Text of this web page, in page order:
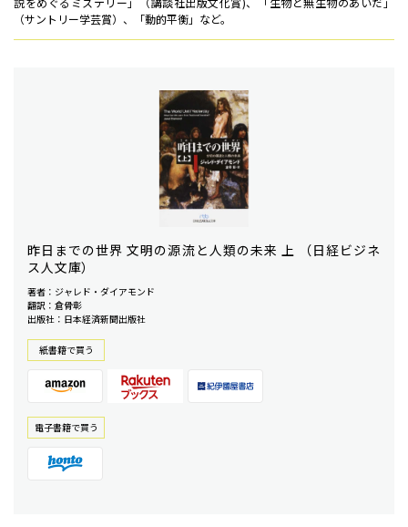
（サントリー学芸賞）、「動的平衡」など。
昨日までの世界 文明の源流と人類の未来 上 （日経ビジネ
ス人文庫）
著者：ジャレド・ダイアモンド
翻訳：倉骨彰
出版社：日本経済新聞出版社
紙書籍で買う
電⼦書籍で買う